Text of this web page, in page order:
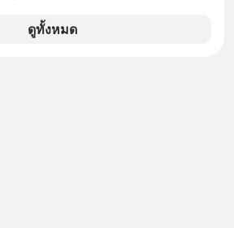
หรือไม่ว่า รายได้กว่า 85% กระจุกอยู่กับ
ดูทั้งหมด